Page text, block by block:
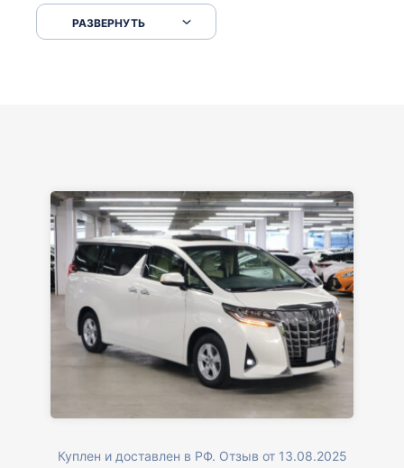
серпантинах по пути следования.
РАЗВЕРНУТЬ
Куплен и доставлен в РФ. Отзыв от 13.08.2025